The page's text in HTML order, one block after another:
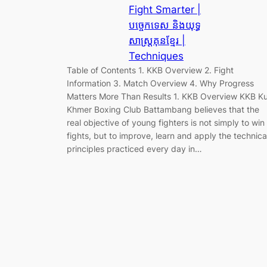
Fight Smarter |
បច្ចេកទេស និងយុទ្ធ
សាស្ត្រគុនខ្មែរ |
Techniques
Table of Contents 1. KKB Overview 2. Fight
Information 3. Match Overview 4. Why Progress
Matters More Than Results 1. KKB Overview KKB
Khmer Boxing Club Battambang believes that the
real objective of young fighters is not simply to win
fights, but to improve, learn and apply the
principles practiced every day in…